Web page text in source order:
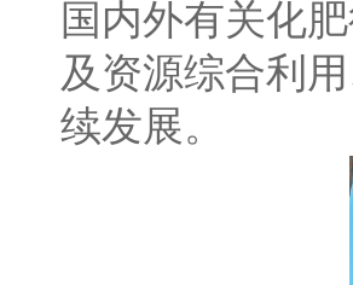
国内外有关化
及资源综合利
续发展。